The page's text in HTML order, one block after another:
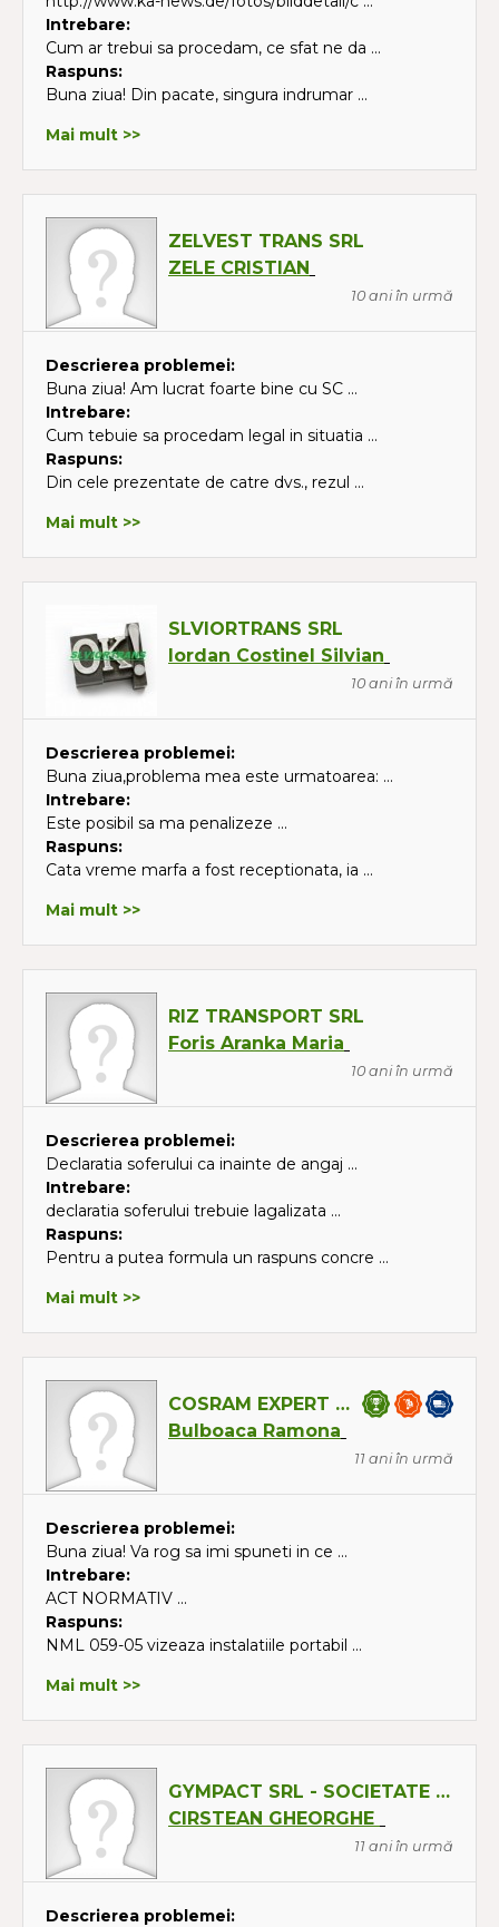
Intrebare:
Cum ar trebui sa procedam, ce sfat ne da ...
Raspuns:
Buna ziua! Din pacate, singura indrumar ...
Mai mult >>
ZELVEST TRANS SRL
ZELE CRISTIAN
10 ani în urmă
Descrierea problemei:
Buna ziua! Am lucrat foarte bine cu SC ...
Intrebare:
Cum tebuie sa procedam legal in situatia ...
Raspuns:
Din cele prezentate de catre dvs., rezul ...
Mai mult >>
SLVIORTRANS SRL
Iordan Costinel Silvian
10 ani în urmă
Descrierea problemei:
Buna ziua,problema mea este urmatoarea: ...
Intrebare:
Este posibil sa ma penalizeze ...
Raspuns:
Cata vreme marfa a fost receptionata, ia ...
Mai mult >>
RIZ TRANSPORT SRL
Foris Aranka Maria
10 ani în urmă
Descrierea problemei:
Declaratia soferului ca inainte de angaj ...
Intrebare:
declaratia soferului trebuie lagalizata ...
Raspuns:
Pentru a putea formula un raspuns concre ...
Mai mult >>
COSRAM EXPERT SRL
Bulboaca Ramona
11 ani în urmă
Descrierea problemei:
Buna ziua! Va rog sa imi spuneti in ce ...
Intrebare:
ACT NORMATIV ...
Raspuns:
NML 059-05 vizeaza instalatiile portabil ...
Mai mult >>
GYMPACT SRL - SOCIETATE IN REORGANIZARE
CIRSTEAN GHEORGHE
11 ani în urmă
Descrierea problemei: